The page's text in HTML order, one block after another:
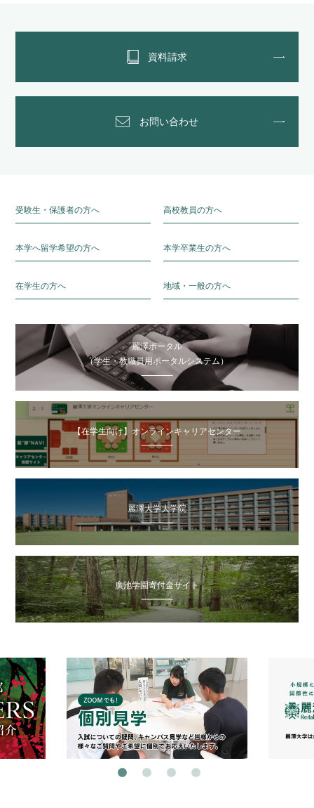
資料請求
お問い合わせ
受験生・保護者の方へ 高校教員の方へ
本学へ留学希望の方へ 本学卒業生の方へ
在学生の方へ 地域・一般の方へ
麗澤ポータル
（学生・教職員用ポータルシステム）
【在学生向け】オンラインキャリアセンター
麗澤大学大学院
廣池学園寄付金サイト